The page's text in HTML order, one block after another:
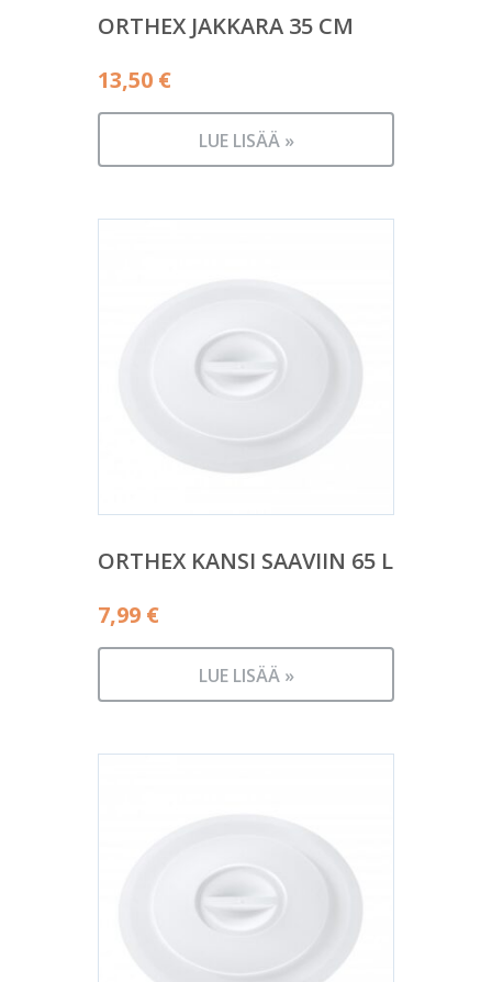
ORTHEX JAKKARA 35 CM
13,50 €
LUE LISÄÄ »
ORTHEX KANSI SAAVIIN 65 L
7,99 €
LUE LISÄÄ »